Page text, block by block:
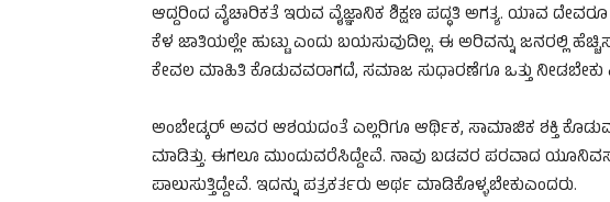
ಆದ್ದರಿಂದ ವೈಚಾರಿಕತೆ ಇರುವ ವೈಜ್ಞಾನಿಕ ಶಿಕ್ಷಣ ಪದ್ಧತಿ ಅಗತ್ಯ. ಯಾವ
ಕೆಳ ಜಾತಿಯಲ್ಲೇ ಹುಟ್ಟು ಎಂದು ಬಯಸುವುದಿಲ್ಲ. ಈ ಅರಿವನ್ನು ಜನರಲ್ಲಿ
ಕೇವಲ ಮಾಹಿತಿ ಕೊಡುವವರಾಗದೆ, ಸಮಾಜ ಸುಧಾರಣೆಗೂ ಒತ್ತು ನೀಡಬೇಕು
ಅಂಬೇಡ್ಕರ್ ಅವರ ಆಶಯದಂತೆ ಎಲ್ಲರಿಗೂ ಆರ್ಥಿಕ, ಸಾಮಾಜಿಕ‌ ಶಕ್ತಿ ಕೊಡುವ
ಮಾಡಿತ್ತು. ಈಗಲೂ ಮುಂದುವರೆಸಿದ್ದೇವೆ. ನಾವು ಬಡವರ ಪರವಾದ
ಪಾಲುಸುತ್ತಿದ್ದೇವೆ. ಇದನ್ನು ಪತ್ರಕರ್ತರು ಅರ್ಥ ಮಾಡಿಕೊಳ್ಳಬೇಕುಎಂದರು.